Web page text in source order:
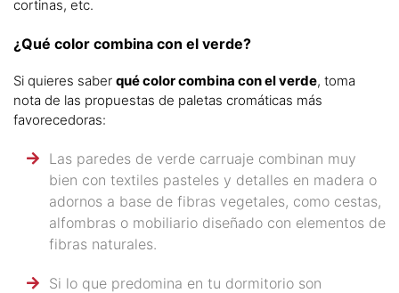
cortinas, etc.
¿Qué color combina con el verde?
Si quieres saber qué color combina con el verde, toma
nota de las propuestas de paletas cromáticas más
favorecedoras:
Las paredes de verde carruaje combinan muy
bien con textiles pasteles y detalles en madera o
adornos a base de fibras vegetales, como cestas,
alfombras o mobiliario diseñado con elementos de
fibras naturales.
Si lo que predomina en tu dormitorio son